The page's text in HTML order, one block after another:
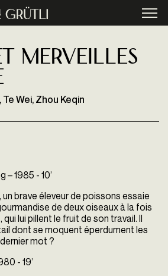
Merveilles
Te Wei, Zhou Keqin
– 1985 - 10’
brave éleveur de poissons essaie
de deux oiseaux à la fois
lui pillent le fruit de son travail. Il
dont se moquent éperdument les
mot ?
- 19’